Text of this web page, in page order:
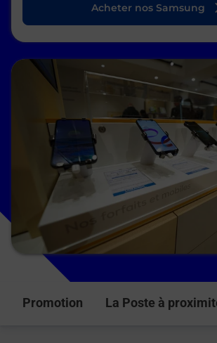
Acheter nos Samsung
Promotion La Poste à